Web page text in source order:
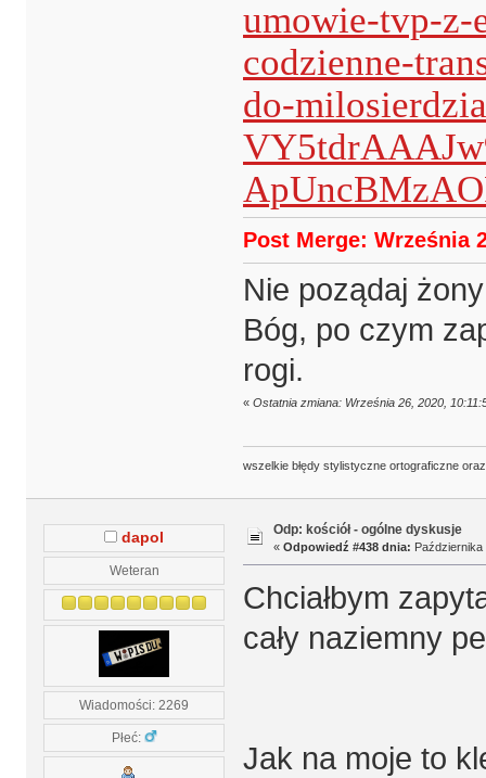
umowie-tvp-z-
codzienne-
do-
Post Merge: Września
Nie poządaj
Bóg, po czym
rogi.
« Ostatnia zmiana: Września 26, 2020,
wszelkie błędy stylistyczne ortograficzne
dapol
Weteran
Wiadomości: 2269
Płeć:
Odp: kościół - ogólne dyskusje
« Odpowiedź #438 dnia: Października
Chciałbym
cały naziemny
Jak na moje to